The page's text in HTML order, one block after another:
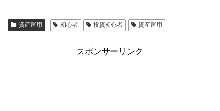
資産運用 初心者 投資初心者 資産運用
スポンサーリンク